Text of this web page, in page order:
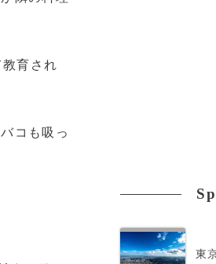
育され
コも吸っ
東